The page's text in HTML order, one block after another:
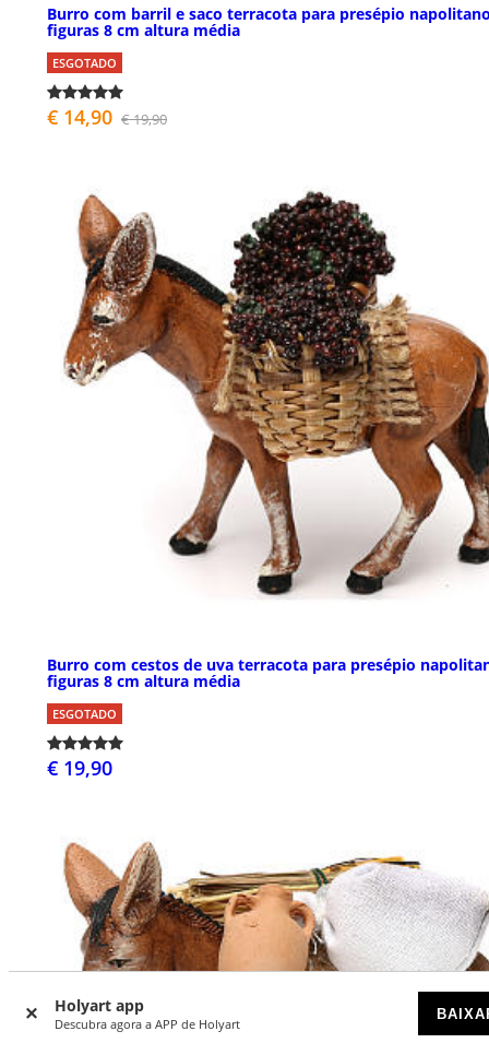
Holyart app
Descubra agora a APP de Holyart
Burro com barril e saco terracota para presépio
figuras 8 cm altura média
ESGOTADO
€ 14,90 € 19,90
Burro com cestos de uva terracota para presépio
figuras 8 cm altura média
ESGOTADO
€ 19,90